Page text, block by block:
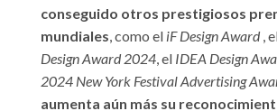
conseguido otros prestigiosos
mundiales, como el iF Design Award,
Design Award 2024, el IDEA Design
2024 New York Festival Advertising
aumenta aún más su